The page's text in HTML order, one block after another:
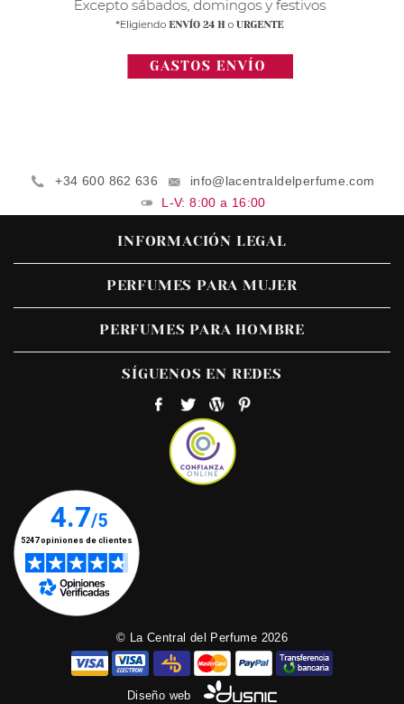
+34 600 862 636
info@lacentraldelperfume.com
L-V: 8:00 a 16:00
INFORMACIÓN LEGAL
PERFUMES PARA MUJER
PERFUMES PARA HOMBRE
SÍGUENOS EN REDES
© La Central del Perfume 2026
Diseño web